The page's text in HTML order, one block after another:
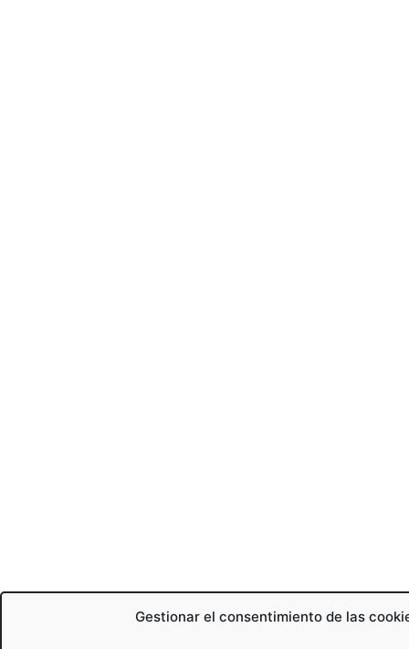
Gestionar el consentimiento de las